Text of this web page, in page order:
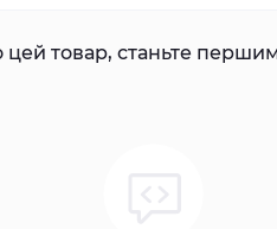
цей товар, станьте